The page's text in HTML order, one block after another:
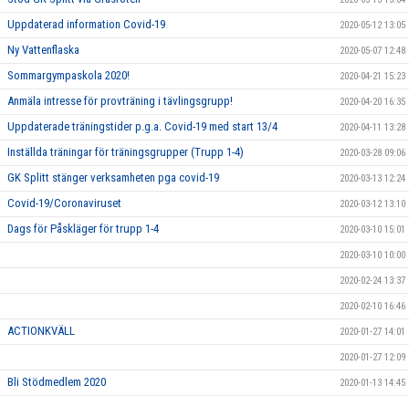
Uppdaterad information Covid-19 2020-05-12 13:05
Ny Vattenflaska 2020-05-07 12:48
Sommargympaskola 2020! 2020-04-21 15:23
Anmäla intresse för provträning i tävlingsgrupp! 2020-04-20 16:35
Uppdaterade träningstider p.g.a. Covid-19 med start 13/4 2020-04-11 13:28
Inställda träningar för träningsgrupper (Trupp 1-4) 2020-03-28 09:06
GK Splitt stänger verksamheten pga covid-19 2020-03-13 12:24
Covid-19/Coronaviruset 2020-03-12 13:10
Dags för Påskläger för trupp 1-4 2020-03-10 15:01
2020-03-10 10:00
2020-02-24 13:37
2020-02-10 16:46
ACTIONKVÄLL 2020-01-27 14:01
2020-01-27 12:09
Bli Stödmedlem 2020 2020-01-13 14:45